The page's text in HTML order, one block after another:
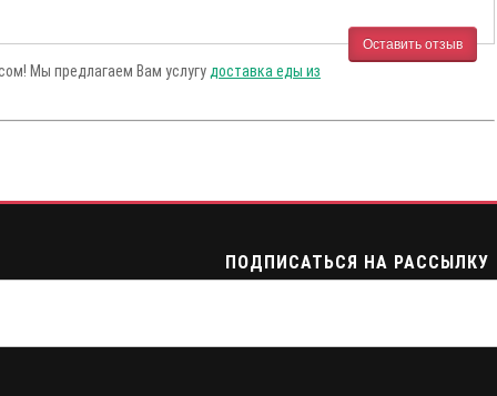
Оставить отзыв
Мы предлагаем Вам услугу доставка еды из
ПОДПИСАТЬСЯ НА РАССЫЛКУ